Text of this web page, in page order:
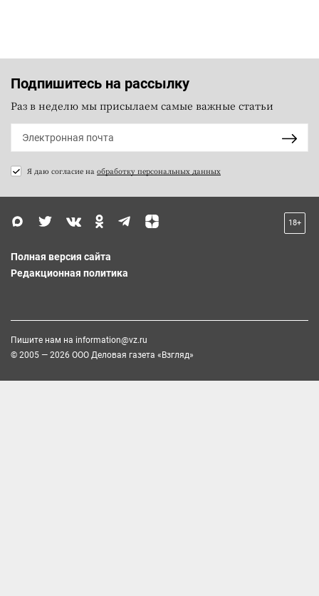
Подпишитесь на рассылку
Раз в неделю мы присылаем самые важные статьи
Я даю согласие на обработку персональных данных
18+
Полная версия сайта
Редакционная политика
Пишите нам на information@vz.ru
© 2005 — 2026 ООО Деловая газета «Взгляд»